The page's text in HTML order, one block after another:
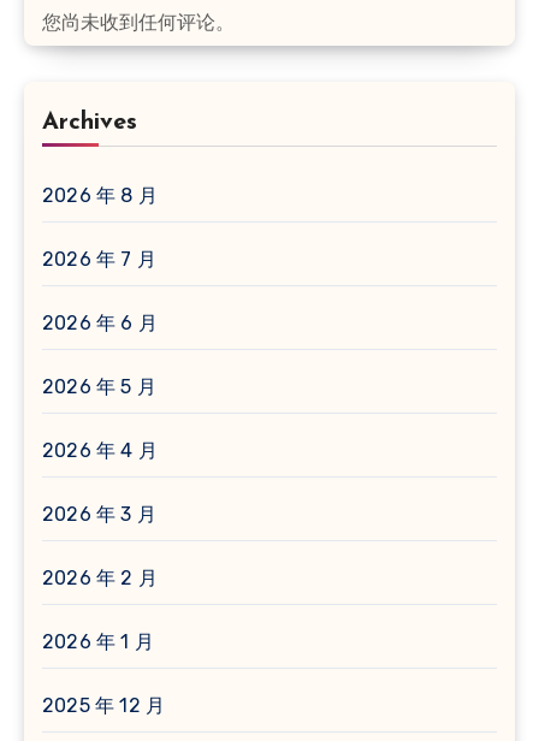
您尚未收到任何评论。
Archives
2026 年 8 月
2026 年 7 月
2026 年 6 月
2026 年 5 月
2026 年 4 月
2026 年 3 月
2026 年 2 月
2026 年 1 月
2025 年 12 月